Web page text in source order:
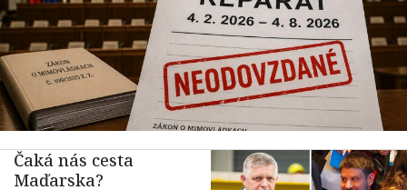
Čaká nás cesta
Maďarska?